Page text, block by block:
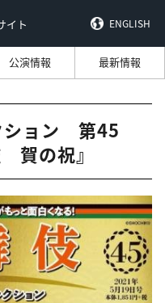
イト ENGLISH
公演情報 最新情報
ション 第45
の祝』